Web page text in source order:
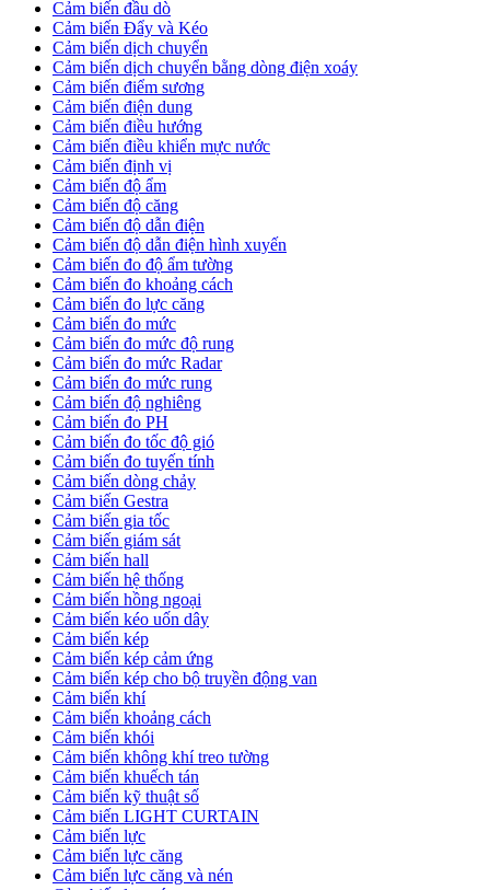
Cảm biến đầu dò
Cảm biến Đẩy và Kéo
Cảm biến dịch chuyển
Cảm biến dịch chuyển bằng dòng điện xoáy
Cảm biến điểm sương
Cảm biến điện dung
Cảm biến điều hướng
Cảm biến điều khiển mực nước
Cảm biến định vị
Cảm biến độ ẩm
Cảm biến độ căng
Cảm biến độ dẫn điện
Cảm biến độ dẫn điện hình xuyến
Cảm biến đo độ ẩm tường
Cảm biến đo khoảng cách
Cảm biến đo lực căng
Cảm biến đo mức
Cảm biến đo mức độ rung
Cảm biến đo mức Radar
Cảm biến đo mức rung
Cảm biến độ nghiêng
Cảm biến đo PH
Cảm biến đo tốc độ gió
Cảm biến đo tuyến tính
Cảm biến dòng chảy
Cảm biến Gestra
Cảm biến gia tốc
Cảm biến giám sát
Cảm biến hall
Cảm biến hệ thống
Cảm biến hồng ngoại
Cảm biến kéo uốn dây
Cảm biến kép
Cảm biến kép cảm ứng
Cảm biến kép cho bộ truyền động van
Cảm biến khí
Cảm biến khoảng cách
Cảm biến khói
Cảm biến không khí treo tường
Cảm biến khuếch tán
Cảm biến kỹ thuật số
Cảm biến LIGHT CURTAIN
Cảm biến lực
Cảm biến lực căng
Cảm biến lực căng và nén